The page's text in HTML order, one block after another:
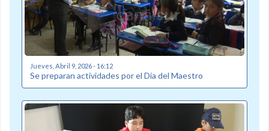
Jueves, Abril 9, 2026 - 16:12
Se preparan actividades por el Día del Maestro